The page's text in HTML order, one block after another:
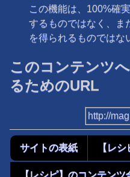
この機能は、100%確
するものではなく、ま
を得られるものではな
このコンテンツ
るためのURL
http://
サイトの表紙 【レ
【レシピ】のコンテンツ